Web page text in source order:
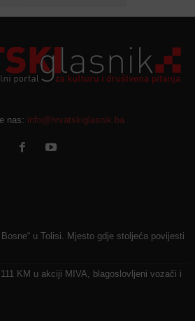
nas: info@hrvatskiglasnik.ba
u Tolisi. Mjesto gdje stoljeća povijesti
KM u akciji MIVA, blagoslovljeni vozači i